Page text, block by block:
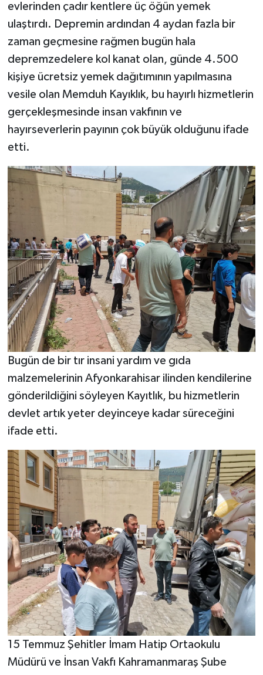
evlerinden çadır kentlere üç öğün yemek
ulaştırdı. Depremin ardından 4 aydan fazla bir
zaman geçmesine rağmen bugün hala
depremzedelere kol kanat olan, günde 4.500
kişiye ücretsiz yemek dağıtımının yapılmasına
vesile olan Memduh Kayıklık, bu hayırlı hizmetlerin
gerçekleşmesinde insan vakfının ve
hayırseverlerin payının çok büyük olduğunu ifade
etti.
Bugün de bir tır insani yardım ve gıda
malzemelerinin Afyonkarahisar ilinden kendilerine
gönderildiğini söyleyen Kayıtlık, bu hizmetlerin
devlet artık yeter deyinceye kadar süreceğini
ifade etti.
15 Temmuz Şehitler İmam Hatip Ortaokulu
Müdürü ve İnsan Vakfı Kahramanmaraş Şube
TARİH
Genel
Politika
YEREL
BÖLGEDEN
ASAYİŞ
SEÇİM 2015
ÇEVRE
BİLİM VE TEKNOLOJİ
YARIŞMALAR
TANITIM